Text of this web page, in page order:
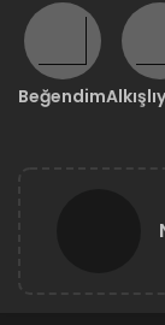
Beğendim